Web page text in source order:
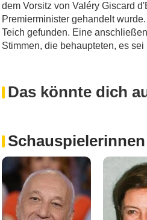
dem Vorsitz von Valéry Giscard
Premierminister gehandelt
Teich gefunden. Eine
Stimmen, die behaupteten, es
Das könnte dich